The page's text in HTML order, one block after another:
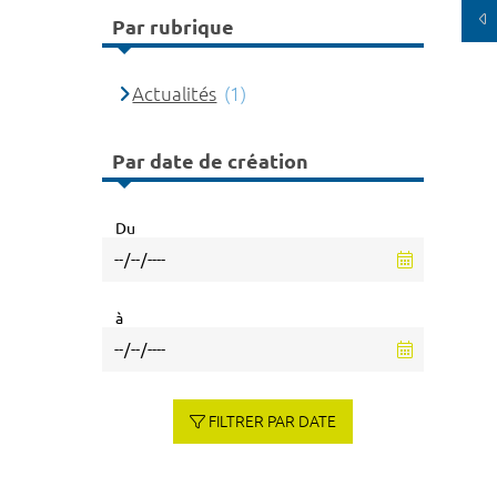
Par rubrique
Actualités (1)
Par date de création
Du
à
FILTRER PAR DATE